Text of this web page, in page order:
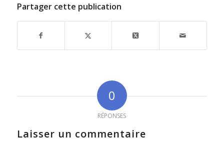
Partager cette publication
0
RÉPONSES
Laisser un commentaire